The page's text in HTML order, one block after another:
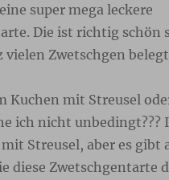
super mega leckere
Die ist richtig schön
vielen Zwetschgen
Kuchen mit Streusel
ich nicht unbedingt???
Streusel, aber es gibt
diese Zwetschgentarte